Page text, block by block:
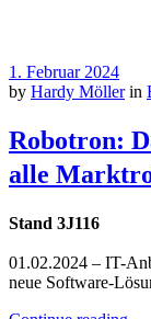
1. Februar 2024
by Hardy Möller in
Robotron:
alle
Stand 3J116
01.02.2024 – IT-
neue Software-